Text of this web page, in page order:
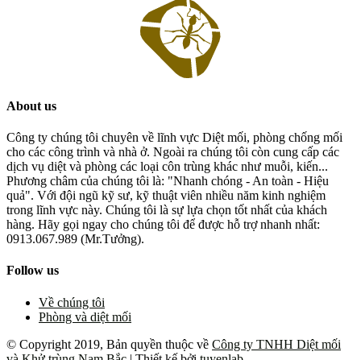
About us
Công ty chúng tôi chuyên về lĩnh vực Diệt mối, phòng chống mối
cho các công trình và nhà ở. Ngoài ra chúng tôi còn cung cấp các
dịch vụ diệt và phòng các loại côn trùng khác như muỗi, kiến...
Phương châm của chúng tôi là: "Nhanh chóng - An toàn - Hiệu
quả". Với đội ngũ kỹ sư, kỹ thuật viên nhiều năm kinh nghiệm
trong lĩnh vực này. Chúng tôi là sự lựa chọn tốt nhất của khách
hàng. Hãy gọi ngay cho chúng tôi để được hỗ trợ nhanh nhất:
0913.067.989 (Mr.Tưởng).
Follow us
Về chúng tôi
Phòng và diệt mối
© Copyright 2019, Bản quyền thuộc về Công ty TNHH Diệt mối